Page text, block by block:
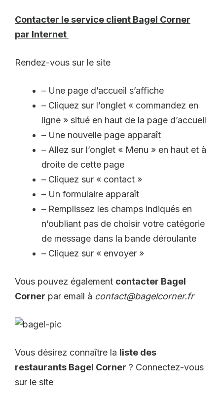
Contacter le service client Bagel Corner
par Internet
Rendez-vous sur le site
– Une page d’accueil s’affiche
– Cliquez sur l’onglet « commandez en
ligne » situé en haut de la page d’accueil
– Une nouvelle page apparaît
– Allez sur l’onglet « Menu » en haut et à
droite de cette page
– Cliquez sur « contact »
– Un formulaire apparaît
– Remplissez les champs indiqués en
n’oubliant pas de choisir votre catégorie
de message dans la bande déroulante
– Cliquez sur « envoyer »
Vous pouvez également contacter Bagel
Corner par email à contact@bagelcorner.fr
Vous désirez connaître la liste des
restaurants Bagel Corner ? Connectez-vous
sur le site